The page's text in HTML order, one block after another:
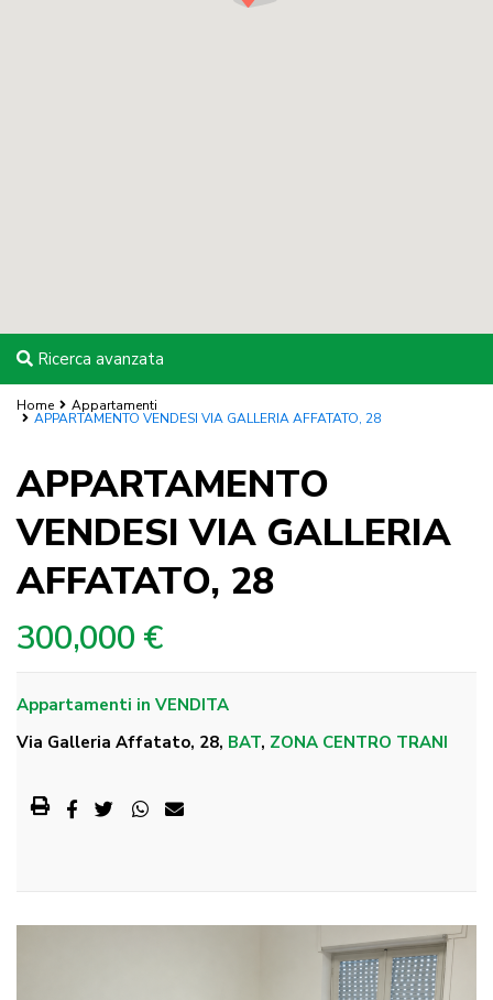
Ricerca avanzata
Home Appartamenti
APPARTAMENTO VENDESI VIA GALLERIA AFFATATO, 28
APPARTAMENTO
VENDESI VIA GALLERIA
AFFATATO, 28
300,000 €
Appartamenti in VENDITA
Via Galleria Affatato, 28, BAT, ZONA CENTRO TRANI